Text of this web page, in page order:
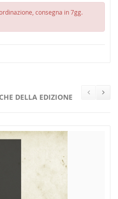
consegna in 7gg.
DELLA EDIZIONE